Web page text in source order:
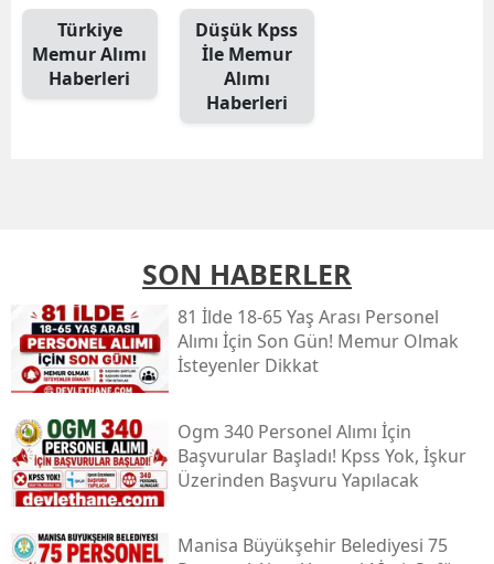
Türkiye
Memur Alımı
Haberleri
Düşük Kpss
İle Memur
Alımı
Haberleri
SON HABERLER
81 İlde 18-65 Yaş Arası Personel
Alımı İçin Son Gün! Memur Olmak
İsteyenler Dikkat
Ogm 340 Personel Alımı İçin
Başvurular Başladı! Kpss Yok, İşkur
Üzerinden Başvuru Yapılacak
Manisa Büyükşehir Belediyesi 75